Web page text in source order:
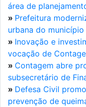
área de
» Prefeitura
urbana do município
» Inovação e
vocação de
» Contagem abre
subsecretário de
» Defesa Civil
prevenção de